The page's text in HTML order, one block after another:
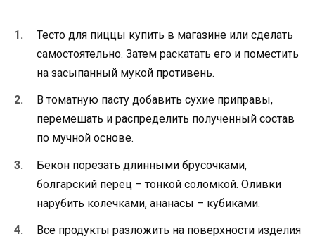
Тесто для пиццы купить в магазине или сделать
самостоятельно. Затем раскатать его и поместить
на засыпанный мукой противень.
В томатную пасту добавить сухие приправы,
перемешать и распределить полученный состав
по мучной основе.
Бекон порезать длинными брусочками,
болгарский перец – тонкой соломкой. Оливки
нарубить колечками, ананасы – кубиками.
Все продукты разложить на поверхности изделия